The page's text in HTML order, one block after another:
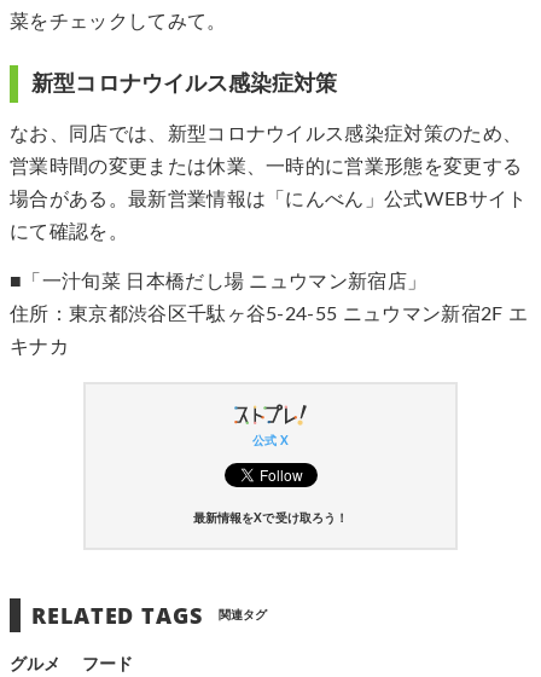
菜をチェックしてみて。
新型コロナウイルス感染症対策
なお、同店では、新型コロナウイルス感染症対策のため、
営業時間の変更または休業、一時的に営業形態を変更する
場合がある。最新営業情報は「にんべん」公式WEBサイト
にて確認を。
■「一汁旬菜 日本橋だし場 ニュウマン新宿店」
住所：東京都渋谷区千駄ヶ谷5-24-55 ニュウマン新宿2F エ
キナカ
公式 X
最新情報をXで受け取ろう！
RELATED TAGS 関連タグ
グルメ フード